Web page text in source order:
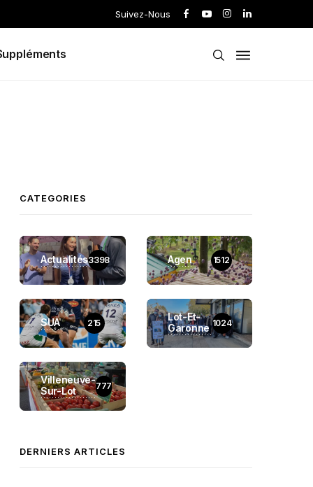
Suivez-Nous
CATEGORIES
Actualités3398 Agen 1512
SUA 215
Lot-Et-
Garonne 1024
Villeneuve-
Sur-Lot
777
DERNIERS ARTICLES